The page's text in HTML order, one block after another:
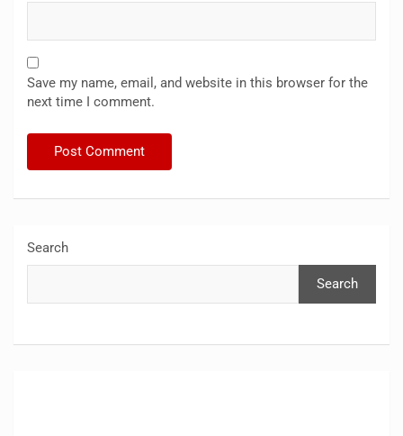
Save my name, email, and website in this browser for the
next time I comment.
Search
Search